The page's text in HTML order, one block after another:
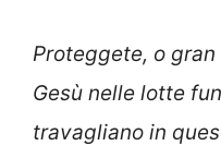
Proteggete, o
Gesù nelle lotte
travagliano in